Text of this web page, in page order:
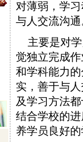
对薄弱，学
与人交流沟
主要是对学
觉独立完成
和学科能力
实，善于与
及学习方法
结合学校的
养学员良好